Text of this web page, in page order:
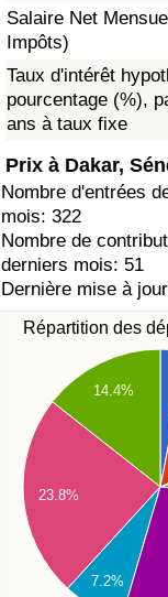
Salaire Net
Impôts)
Taux d'intérêt
pourcentage (%),
ans à taux fixe
Prix à Dakar,
Nombre d'entrées
mois: 322
Nombre de
derniers mois: 51
Dernière mise à
Répartition des
14.4%
23.8%
7.2%